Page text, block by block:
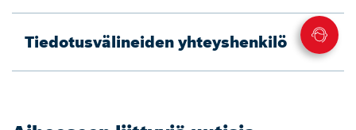
Tiedotusvälineiden yhteyshenkilö